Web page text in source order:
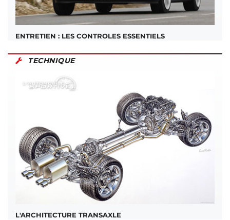
ENTRETIEN : LES CONTROLES ESSENTIELS
TECHNIQUE
L'ARCHITECTURE TRANSAXLE